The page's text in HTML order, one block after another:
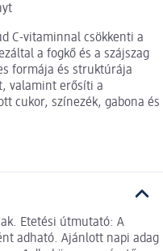
C-vitaminnal csökkenti a
a fogkő és a szájszag
formája és struktúrája
valamint erősíti a
cukor, színezék, gabona és
Etetési útmutató: A
adható. Ajánlott napi adag